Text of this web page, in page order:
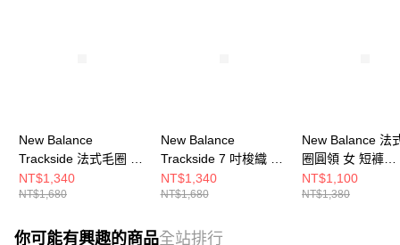
New Balance
Trackside 法式毛圈 女
短褲 WB62232JBLK-F
NT$1,340
NT$1,680
New Balance
Trackside 7 吋梭織 男
短褲 MB62U39TBK-F
NT$1,340
NT$1,680
New Balance 法
圈圓領 女 短褲
WB61Y4U7AHH-
NT$1,100
NT$1,380
你可能有興趣的商品全站排行